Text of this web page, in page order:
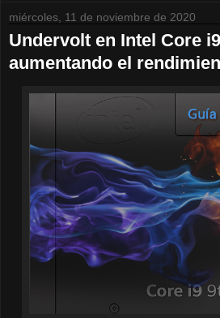
miércoles, 11 de noviembre de 2020
Undervolt en Intel Core
aumentando el